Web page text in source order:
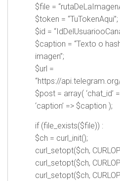
$file =
$token = “TuTokenAqui”;
$id =
$caption = “Texto o
imagen”;
$url =
“https://
$post = array( ‘chat_id’
‘caption’ => $caption );
if (file_exists($file)) :
$ch = curl_init();
curl_setopt($ch,
curl_setopt($ch,
curl_setopt($ch,